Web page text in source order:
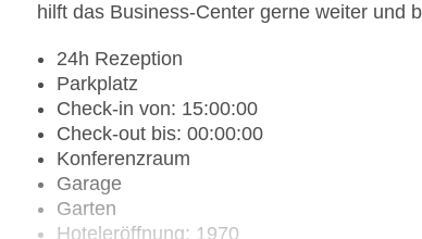
hilft das Business-Center gerne weiter und
24h Rezeption
Parkplatz
Check-in von: 15:00:00
Check-out bis: 00:00:00
Konferenzraum
Garage
Garten
Hoteleröffnung: 1970